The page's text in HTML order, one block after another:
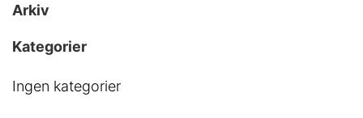
Arkiv
Kategorier
Ingen kategorier